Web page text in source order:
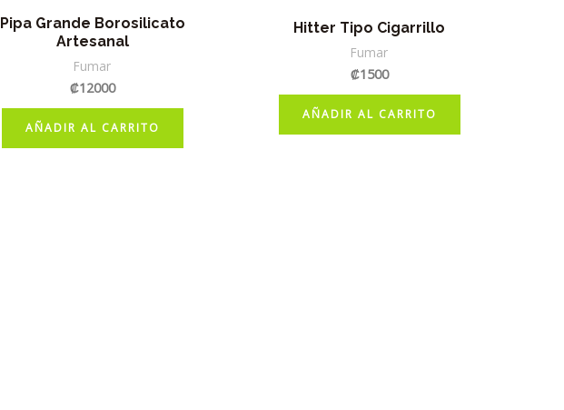
Pipa Grande Borosilicato
Artesanal
Fumar
₡12000
AÑADIR AL CARRITO
Hitter Tipo Cigarrillo
Fumar
₡1500
AÑADIR AL CARRITO